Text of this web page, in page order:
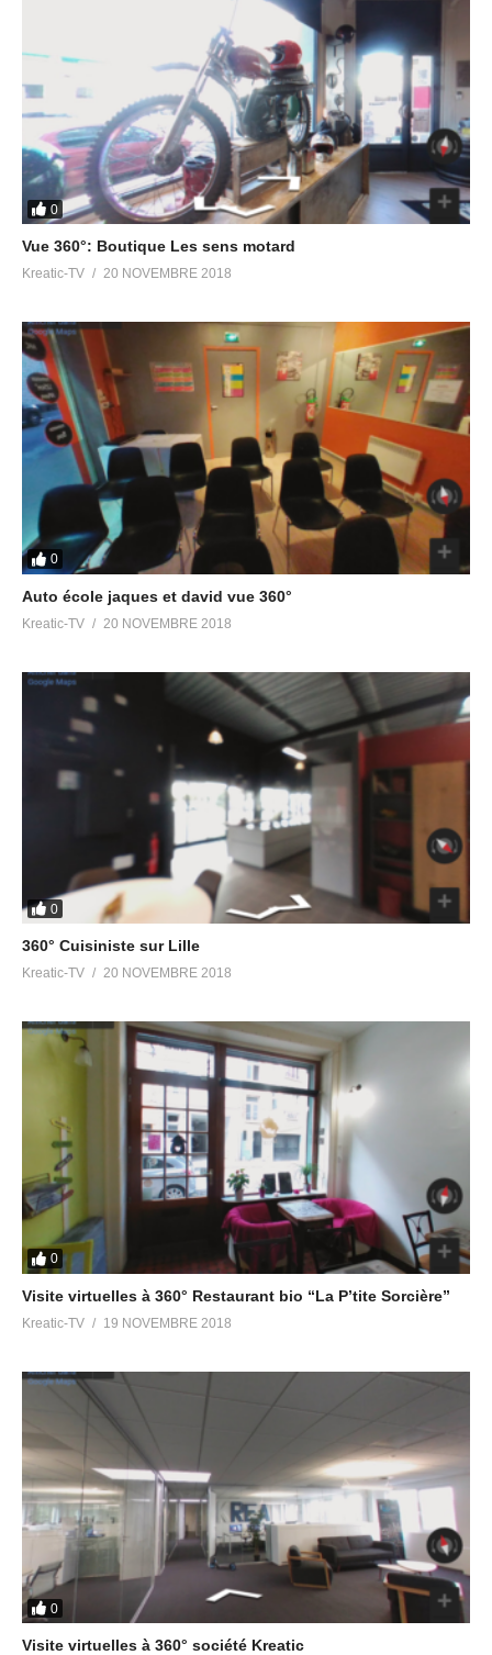
0
Vue 360°: Boutique Les sens motard
Kreatic-TV 20 NOVEMBRE 2018
0
Auto école jaques et david vue 360°
Kreatic-TV 20 NOVEMBRE 2018
0
360° Cuisiniste sur Lille
Kreatic-TV 20 NOVEMBRE 2018
0
Visite virtuelles à 360° Restaurant bio “La P’tite Sorcière”
Kreatic-TV 19 NOVEMBRE 2018
0
Visite virtuelles à 360° société Kreatic